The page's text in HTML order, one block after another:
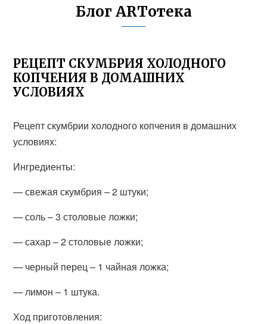
Блог ARTотека
РЕЦЕПТ СКУМБРИЯ ХОЛОДНОГО
КОПЧЕНИЯ В ДОМАШНИХ
УСЛОВИЯХ
Рецепт скумбрии холодного копчения в домашних
условиях:
Ингредиенты:
— свежая скумбрия – 2 штуки;
— соль – 3 столовые ложки;
— сахар – 2 столовые ложки;
— черный перец – 1 чайная ложка;
— лимон – 1 штука.
Ход приготовления: